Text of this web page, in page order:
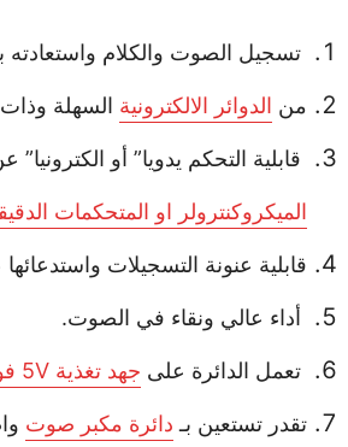
تسجيل الصوت والكلام واستعادته
من الدوائر الالكترونية السهلة وذات
قابلية التحكم يدويا” أو
الميكروكنترولر او المتحكمات
قابلية عنونة التسجيلات
أداء عالي ونقاء في الصوت.
تعمل الدائرة على جهد تغذية 5V فولت
تقدر تستعين بـ دائرة مكبر صوت